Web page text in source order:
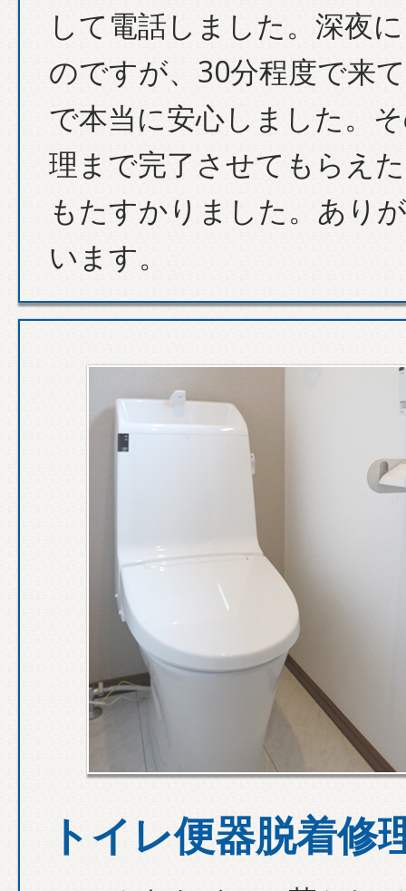
して電話しました。深夜
のですが、30分程度で来
で本当に安心しました。
理まで完了させてもらえ
もたすかりました。あり
います。
トイレ便器脱着修